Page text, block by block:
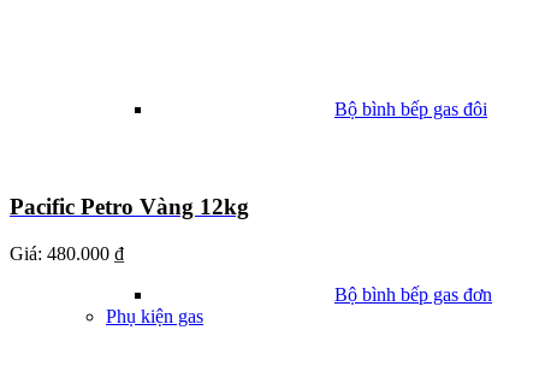
Bộ bình bếp gas đôi
Bộ bình bếp gas đơn
Phụ kiện gas
Pacific Petro Vàng 12kg
Giá: 480.000 ₫